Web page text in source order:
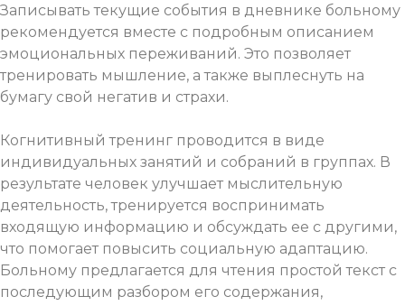
Записывать текущие события в дневнике больному
рекомендуется вместе с подробным описанием
эмоциональных переживаний. Это позволяет
тренировать мышление, а также выплеснуть на
бумагу свой негатив и страхи.
Когнитивный тренинг проводится в виде
индивидуальных занятий и собраний в группах. В
результате человек улучшает мыслительную
деятельность, тренируется воспринимать
входящую информацию и обсуждать ее с другими,
что помогает повысить социальную адаптацию.
Больному предлагается для чтения простой текст с
последующим разбором его содержания,